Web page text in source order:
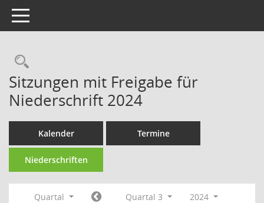
Toggle navigation
Rechercheauswahl
Sitzungen mit Freigabe für
Niederschrift 2024
Kalender Termine
Niederschriften
Quartal Quartal 3
2024